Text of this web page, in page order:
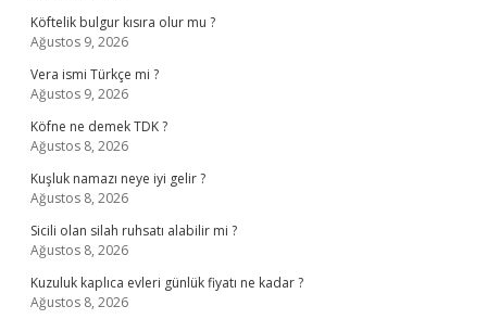
Köftelik bulgur kısıra olur mu ?
Ağustos 9, 2026
Vera ismi Türkçe mi ?
Ağustos 9, 2026
Köfne ne demek TDK ?
Ağustos 8, 2026
Kuşluk namazı neye iyi gelir ?
Ağustos 8, 2026
Sicili olan silah ruhsatı alabilir mi ?
Ağustos 8, 2026
Kuzuluk kaplıca evleri günlük fiyatı ne kadar ?
Ağustos 8, 2026